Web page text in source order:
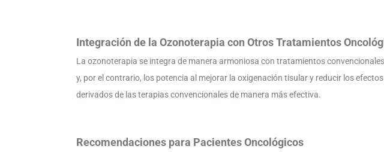
Integración de la Ozonoterapia con Otros Tratamientos
La ozonoterapia se integra de manera armoniosa con tratamientos
y, por el contrario, los potencia al mejorar la oxigenación tisular y reducir los
derivados de las terapias convencionales de manera más efectiva.
Recomendaciones para Pacientes Oncológicos